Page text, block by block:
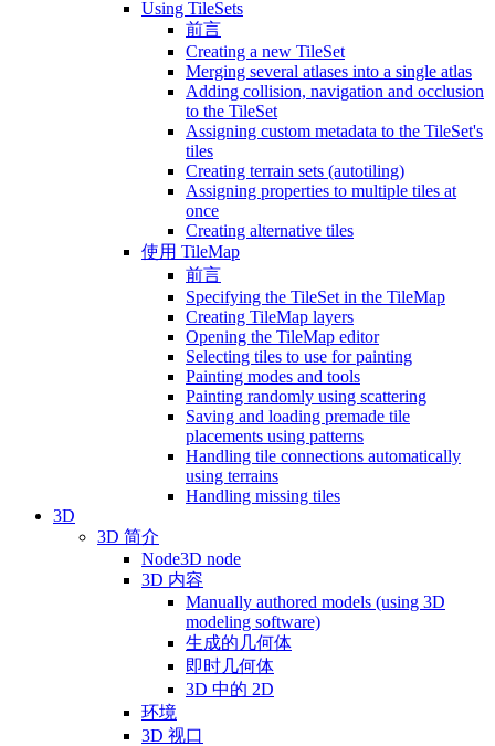
Using TileSets
前言
Creating a new TileSet
Merging several atlases into a single atlas
Adding collision, navigation and occlusion
to the TileSet
Assigning custom metadata to the TileSet's
tiles
Creating terrain sets (autotiling)
Assigning properties to multiple tiles at
once
Creating alternative tiles
使用 TileMap
前言
Specifying the TileSet in the TileMap
Creating TileMap layers
Opening the TileMap editor
Selecting tiles to use for painting
Painting modes and tools
Painting randomly using scattering
Saving and loading premade tile
placements using patterns
Handling tile connections automatically
using terrains
Handling missing tiles
3D
3D 简介
Node3D node
3D 内容
Manually authored models (using 3D
modeling software)
生成的几何体
即时几何体
3D 中的 2D
环境
3D 视口